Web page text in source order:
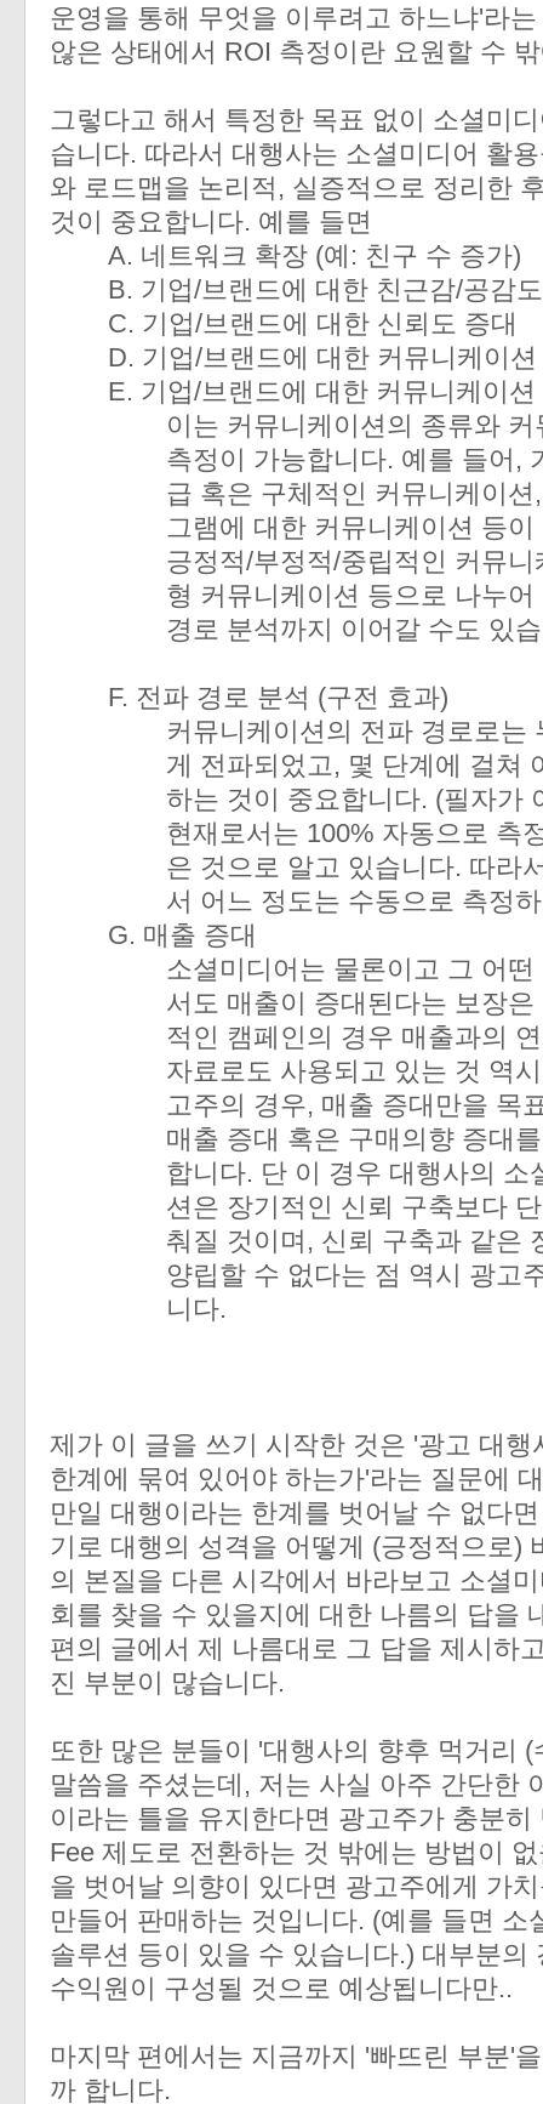
운영을 통해 무엇을 이루려고 하느냐'라
않은 상태에서 ROI 측정이란 요원할 수
그렇다고 해서 특정한 목표 없이 소셜미
습니다. 따라서 대행사는 소셜미디어 활
와 로드맵을 논리적, 실증적으로 정리한
것이 중요합니다. 예를 들면
A. 네트워크 확장 (예: 친구 수 증가)
B. 기업/브랜드에 대한 친근감/공감
C. 기업/브랜드에 대한 신뢰도 증대
D. 기업/브랜드에 대한 커뮤니케이
E. 기업/브랜드에 대한 커뮤니케이
이는 커뮤니케이션의 종류와
측정이 가능합니다. 예를 들어,
급 혹은 구체적인 커뮤니케이
그램에 대한 커뮤니케이션 등
긍정적/부정적/중립적인 커뮤
형 커뮤니케이션 등으로 나누
경로 분석까지 이어갈 수도 있
F. 전파 경로 분석 (구전 효과)
커뮤니케이션의 전파 경로로는
게 전파되었고, 몇 단계에 걸쳐
하는 것이 중요합니다. (필자가
현재로서는 100% 자동으로 측
은 것으로 알고 있습니다. 따라
서 어느 정도는 수동으로 측정
G. 매출 증대
소셜미디어는 물론이고 그 어
서도 매출이 증대된다는 보장
적인 캠페인의 경우 매출과의
자료로도 사용되고 있는 것 역
고주의 경우, 매출 증대만을 목
매출 증대 혹은 구매의향 증대
합니다. 단 이 경우 대행사의
션은 장기적인 신뢰 구축보다
춰질 것이며, 신뢰 구축과 같은
양립할 수 없다는 점 역시 광고
니다.
제가 이 글을 쓰기 시작한 것은 '광고 대
한계에 묶여 있어야 하는가'라는 질문에
만일 대행이라는 한계를 벗어날 수 없다
기로 대행의 성격을 어떻게 (긍정적으로)
의 본질을 다른 시각에서 바라보고 소셜
회를 찾을 수 있을지에 대한 나름의 답을
편의 글에서 제 나름대로 그 답을 제시하
진 부분이 많습니다.
또한 많은 분들이 '대행사의 향후 먹거리
말씀을 주셨는데, 저는 사실 아주 간단한
이라는 틀을 유지한다면 광고주가 충분
Fee 제도로 전환하는 것 밖에는 방법이
을 벗어날 의향이 있다면 광고주에게 가
만들어 판매하는 것입니다. (예를 들면 소
솔루션 등이 있을 수 있습니다.) 대부분의
수익원이 구성될 것으로 예상됩니다만..
마지막 편에서는 지금까지 '빠뜨린 부분'
까 합니다.